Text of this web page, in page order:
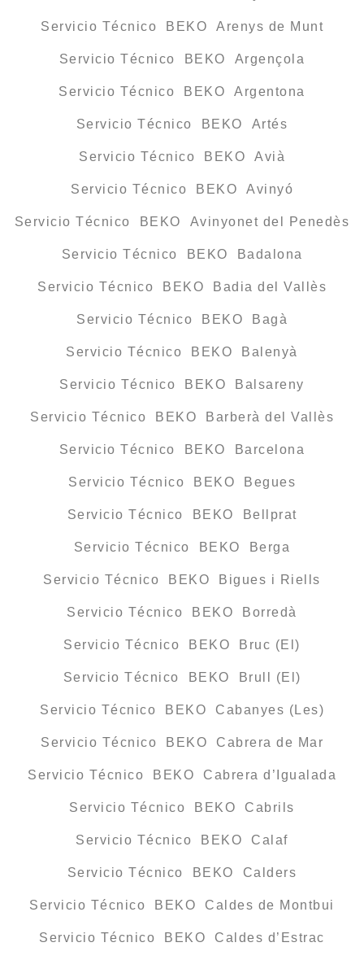
Servicio Técnico BEKO Arenys de Munt
Servicio Técnico BEKO Argençola
Servicio Técnico BEKO Argentona
Servicio Técnico BEKO Artés
Servicio Técnico BEKO Avià
Servicio Técnico BEKO Avinyó
Servicio Técnico BEKO Avinyonet del Penedès
Servicio Técnico BEKO Badalona
Servicio Técnico BEKO Badia del Vallès
Servicio Técnico BEKO Bagà
Servicio Técnico BEKO Balenyà
Servicio Técnico BEKO Balsareny
Servicio Técnico BEKO Barberà del Vallès
Servicio Técnico BEKO Barcelona
Servicio Técnico BEKO Begues
Servicio Técnico BEKO Bellprat
Servicio Técnico BEKO Berga
Servicio Técnico BEKO Bigues i Riells
Servicio Técnico BEKO Borredà
Servicio Técnico BEKO Bruc (El)
Servicio Técnico BEKO Brull (El)
Servicio Técnico BEKO Cabanyes (Les)
Servicio Técnico BEKO Cabrera de Mar
Servicio Técnico BEKO Cabrera d’Igualada
Servicio Técnico BEKO Cabrils
Servicio Técnico BEKO Calaf
Servicio Técnico BEKO Calders
Servicio Técnico BEKO Caldes de Montbui
Servicio Técnico BEKO Caldes d’Estrac